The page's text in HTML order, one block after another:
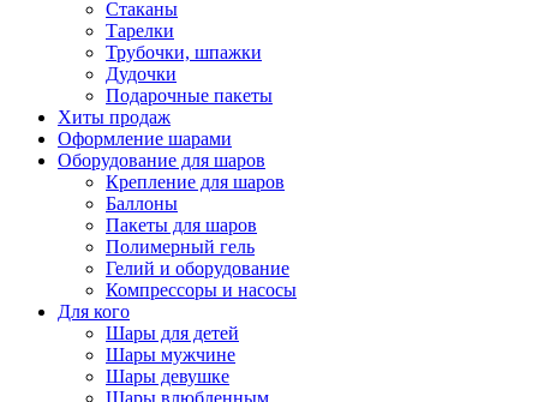
Стаканы
Тарелки
Трубочки, шпажки
Дудочки
Подарочные пакеты
Хиты продаж
Оформление шарами
Оборудование для шаров
Крепление для шаров
Баллоны
Пакеты для шаров
Полимерный гель
Гелий и оборудование
Компрессоры и насосы
Для кого
Шары для детей
Шары мужчине
Шары девушке
Шары влюбленным